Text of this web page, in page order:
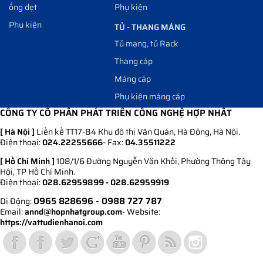
ống dẹt
Phụ kiện
Phụ kiện
TỦ - THANG MÁNG
Tủ mạng, tủ Rack
Thang cáp
Máng cáp
Phụ kiện máng cáp
CÔNG TY CỔ PHẦN PHÁT TRIỂN CÔNG NGHỆ HỢP NHẤT
[ Hà Nội ] Liền kề TT17-B4 Khu đô thị Văn Quán, Hà Đông, Hà Nội.
Điện thoại:024.22255666- Fax:04.35511222
[ Hồ Chí Minh ]108/1/6 Đường Nguyễn Văn Khối, Phường Thông Tây
Hội, TP Hồ Chí Minh.
Điện thoại:028.62959899 - 028.62959919
Di Động:0965 828696 - 0988 727 787
Email:annd@hopnhatgroup.com- Website:
https://vattudienhanoi.com